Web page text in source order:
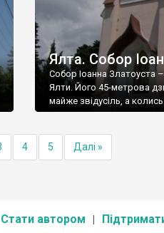
Ялта. Собор
Собор Іоанна Златоуста
Ялти. Його 45-метрова
майже звідусіль, а
4 5 Далі »
Стати автором